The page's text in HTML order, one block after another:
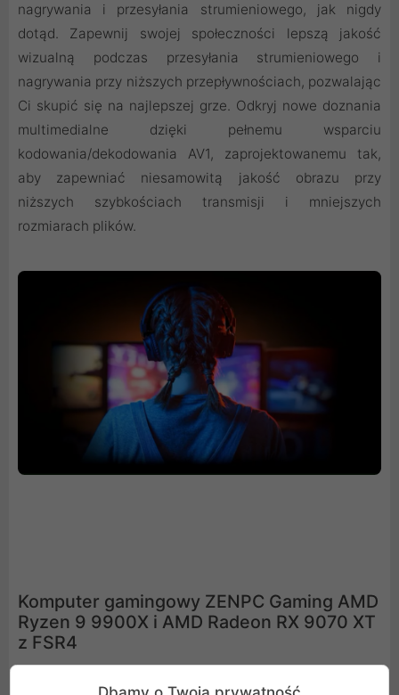
nagrywania i przesyłania strumieniowego, jak nigdy
dotąd. Zapewnij swojej społeczności lepszą jakość
wizualną podczas przesyłania strumieniowego i
nagrywania przy niższych przepływnościach, pozwalając
Ci skupić się na najlepszej grze. Odkryj nowe doznania
multimedialne dzięki pełnemu wsparciu
kodowania/dekodowania AV1, zaprojektowanemu tak,
aby zapewniać niesamowitą jakość obrazu przy
niższych szybkościach transmisji i mniejszych
rozmiarach plików.
Komputer gamingowy ZENPC Gaming AMD
Ryzen 9 9900X i AMD Radeon RX 9070 XT
z FSR4
Komputer ZENPC Gaming to bardzo dobrze wyważona